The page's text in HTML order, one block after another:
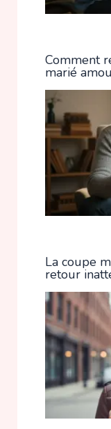
Comment
marié
La coupe
retour